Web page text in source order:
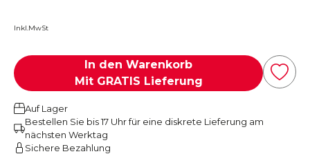
Inkl.MwSt
In den Warenkorb
Mit GRATIS Lieferung
Auf Lager
Bestellen Sie bis 17 Uhr für eine diskrete Lieferung am
nächsten Werktag
Sichere Bezahlung